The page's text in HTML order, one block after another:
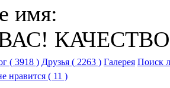
имя:
( 3918 ) Друзья ( 2263 ) Галерея Поиск
нравится ( 11 )